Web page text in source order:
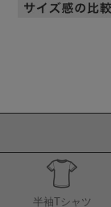
半袖Tシャツ